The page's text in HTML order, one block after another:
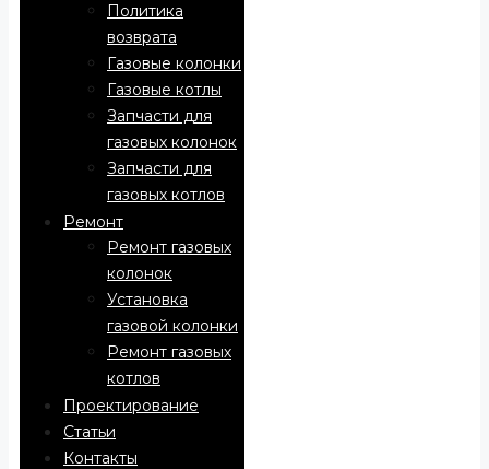
Политика
возврата
Газовые колонки
Газовые котлы
Запчасти для
газовых колонок
Запчасти для
газовых котлов
Ремонт
Ремонт газовых
колонок
Установка
газовой колонки
Ремонт газовых
котлов
Проектирование
Статьи
Контакты